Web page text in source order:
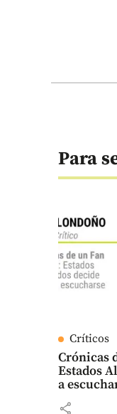
Para
Críticos
Crónicas
Estados
a
share